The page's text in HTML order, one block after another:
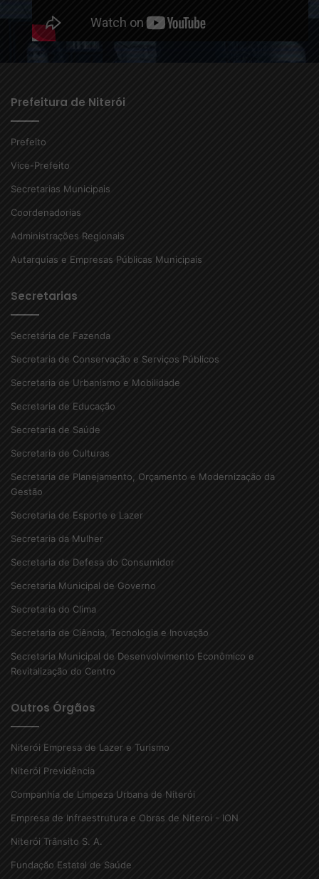
Prefeitura de Niterói
Prefeito
Vice-Prefeito
Secretarias Municipais
Coordenadorias
Administrações Regionais
Autarquias e Empresas Públicas Municipais
Secretarias
Secretária de Fazenda
Secretaria de Conservação e Serviços Públicos
Secretaria de Urbanismo e Mobilidade
Secretaria de Educação
Secretaria de Saúde
Secretaria de Culturas
Secretaria de Planejamento, Orçamento e Modernização da
Gestão
Secretaria de Esporte e Lazer
Secretaria da Mulher
Secretaria de Defesa do Consumidor
Secretaria Municipal de Governo
Secretaria do Clima
Secretaria de Ciência, Tecnologia e Inovação
Secretaria Municipal de Desenvolvimento Econômico e
Revitalização do Centro
Outros Órgãos
Niterói Empresa de Lazer e Turismo
Niterói Previdência
Companhia de Limpeza Urbana de Niterói
Empresa de Infraestrutura e Obras de Niteroi - ION
Niterói Trânsito S. A.
Fundação Estatal de Saúde